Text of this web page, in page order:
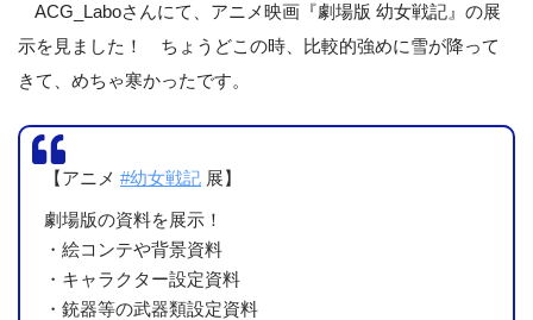
ACG_Laboさんにて、アニメ映画『劇場版 幼女戦記』の展
示を見ました！ ちょうどこの時、比較的強めに雪が降って
きて、めちゃ寒かったです。
【アニメ #幼女戦記 展】
劇場版の資料を展示！
・絵コンテや背景資料
・キャラクター設定資料
・銃器等の武器類設定資料